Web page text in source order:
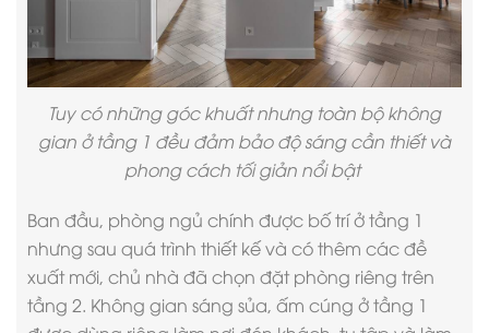
Tuy có những góc khuất nhưng toàn bộ không
gian ở tầng 1 đều đảm bảo độ sáng cần thiết và
phong cách tối giản nổi bật
Ban đầu, phòng ngủ chính được bố trí ở tầng 1
nhưng sau quá trình thiết kế và có thêm các đề
xuất mới, chủ nhà đã chọn đặt phòng riêng trên
tầng 2. Không gian sáng sủa, ấm cúng ở tầng 1